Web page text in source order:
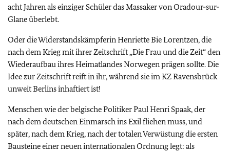
acht Jahren als einziger Schüler das Massaker von Oradour-sur-
Glane überlebt.
Oder die Widerstandskämpferin Henriette Bie Lorentzen, die
nach dem Krieg mit ihrer Zeitschrift „Die Frau und die Zeit“ den
Wiederaufbau ihres Heimatlandes Norwegen prägen sollte. Die
Idee zur Zeitschrift reift in ihr, während sie im KZ Ravensbrück
unweit Berlins inhaftiert ist!
Menschen wie der belgische Politiker Paul Henri Spaak, der
nach dem deutschen Einmarsch ins Exil fliehen muss, und
später, nach dem Krieg, nach der totalen Verwüstung die ersten
Bausteine einer neuen internationalen Ordnung legt: als